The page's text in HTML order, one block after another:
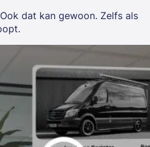
dat kan gewoon. Zelfs als